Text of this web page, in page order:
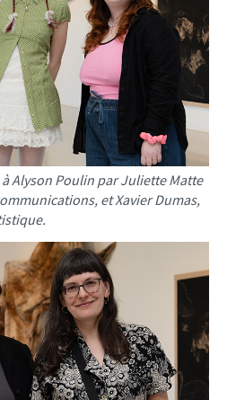
Alyson Poulin par Juliette Matte
et Xavier Dumas,